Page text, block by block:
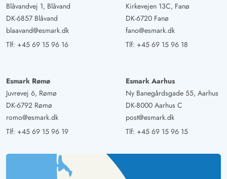
Blåvandvej 1, Blåvand
DK-6857 Blåvand
blaavand@esmark.dk
Tlf: +45 69 15 96 16
Kirkevejen 13C, Fanø
DK-6720 Fanø
fano@esmark.dk
Tlf: +45 69 15 96 18
Esmark Rømø
Juvrevej 6, Rømø
DK-6792 Rømø
romo@esmark.dk
Tlf: +45 69 15 96 19
Esmark Aarhus
Ny Banegårdsgade 55, Aarhus
DK-8000 Aarhus C
post@esmark.dk
Tlf: +45 69 15 96 15